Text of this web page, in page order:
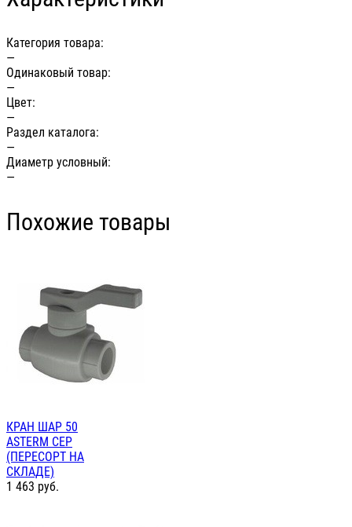
Категория товара:
—
Одинаковый товар:
—
Цвет:
—
Раздел каталога:
—
Диаметр условный:
—
Похожие товары
КРАН ШАР 50
ASTERM СЕР
(ПЕРЕСОРТ НА
СКЛАДЕ)
1 463 руб.